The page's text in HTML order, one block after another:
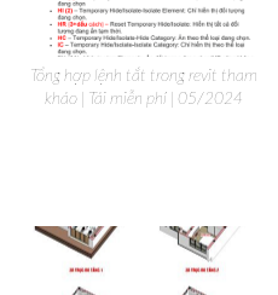
Tổng hợp lệnh tắt trong revit tham
khảo | Tải miễn phí | 05/2024